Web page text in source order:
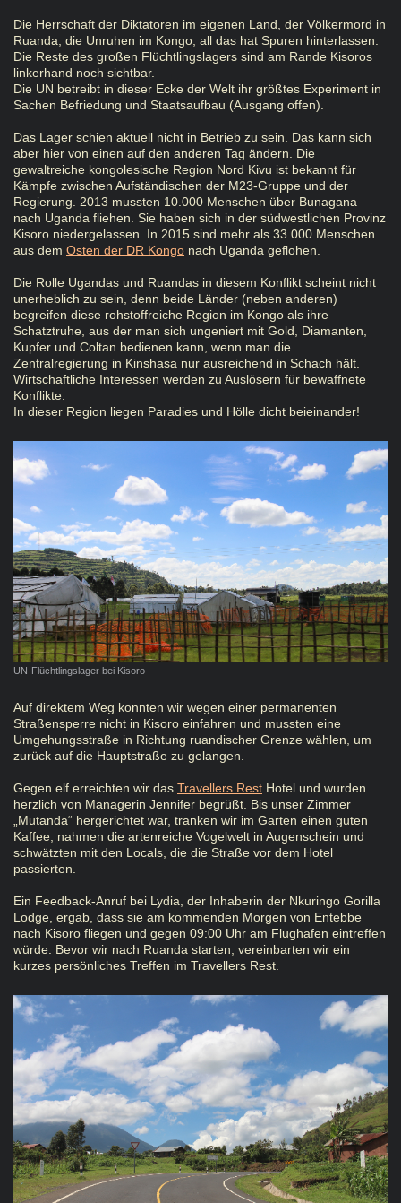
Die Herrschaft der Diktatoren im eigenen Land, der Völkermord in
Ruanda, die Unruhen im Kongo, all das hat Spuren hinterlassen.
Die Reste des großen Flüchtlingslagers sind am Rande Kisoros
linkerhand noch sichtbar.
Die UN betreibt in dieser Ecke der Welt ihr größtes Experiment in
Sachen Befriedung und Staatsaufbau (Ausgang offen).
Das Lager schien aktuell nicht in Betrieb zu sein. Das kann sich
aber hier von einen auf den anderen Tag ändern. Die
gewaltreiche kongolesische Region Nord Kivu ist bekannt für
Kämpfe zwischen Aufständischen der M23-Gruppe und der
Regierung. 2013 mussten 10.000 Menschen über Bunagana
nach Uganda fliehen. Sie haben sich in der südwestlichen Provinz
Kisoro niedergelassen. In 2015 sind mehr als 33.000 Menschen
aus dem Osten der DR Kongo nach Uganda geflohen.
Die Rolle Ugandas und Ruandas in diesem Konflikt scheint nicht
unerheblich zu sein, denn beide Länder (neben anderen)
begreifen diese rohstoffreiche Region im Kongo als ihre
Schatztruhe, aus der man sich ungeniert mit Gold, Diamanten,
Kupfer und Coltan bedienen kann, wenn man die
Zentralregierung in Kinshasa nur ausreichend in Schach hält.
Wirtschaftliche Interessen werden zu Auslösern für bewaffnete
Konflikte.
In dieser Region liegen Paradies und Hölle dicht beieinander!
UN-Flüchtlingslager bei Kisoro
Auf direktem Weg konnten wir wegen einer permanenten
Straßensperre nicht in Kisoro einfahren und mussten eine
Umgehungsstraße in Richtung ruandischer Grenze wählen, um
zurück auf die Hauptstraße zu gelangen.
Gegen elf erreichten wir das Travellers Rest Hotel und wurden
herzlich von Managerin Jennifer begrüßt. Bis unser Zimmer
„Mutanda“ hergerichtet war, tranken wir im Garten einen guten
Kaffee, nahmen die artenreiche Vogelwelt in Augenschein und
schwätzten mit den Locals, die die Straße vor dem Hotel
passierten.
Ein Feedback-Anruf bei Lydia, der Inhaberin der Nkuringo Gorilla
Lodge, ergab, dass sie am kommenden Morgen von Entebbe
nach Kisoro fliegen und gegen 09:00 Uhr am Flughafen eintreffen
würde. Bevor wir nach Ruanda starten, vereinbarten wir ein
kurzes persönliches Treffen im Travellers Rest.